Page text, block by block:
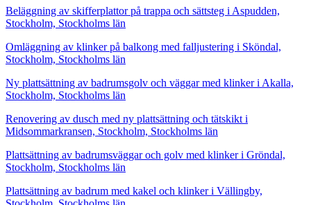
Beläggning av skifferplattor på trappa och sättsteg i Aspudden,
Stockholm, Stockholms län
Omläggning av klinker på balkong med falljustering i Sköndal,
Stockholm, Stockholms län
Ny plattsättning av badrumsgolv och väggar med klinker i Akalla,
Stockholm, Stockholms län
Renovering av dusch med ny plattsättning och tätskikt i
Midsommarkransen, Stockholm, Stockholms län
Plattsättning av badrumsväggar och golv med klinker i Gröndal,
Stockholm, Stockholms län
Plattsättning av badrum med kakel och klinker i Vällingby,